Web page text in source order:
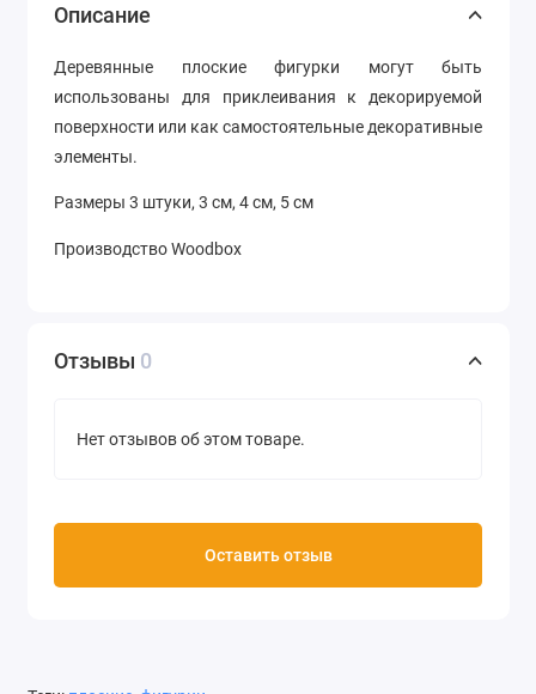
Описание
Деревянные плоские фигурки могут быть
использованы для приклеивания к декорируемой
поверхности или как самостоятельные декоративные
элементы.
Размеры 3 штуки, 3 см, 4 см, 5 см
Производство Woodbox
Отзывы 0
Нет отзывов об этом товаре.
Оставить отзыв